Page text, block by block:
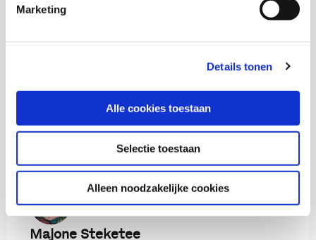
Marketing
Details tonen
Alle cookies toestaan
Selectie toestaan
Alleen noodzakelijke cookies
C. de Boer-Luimes
Majone Steketee